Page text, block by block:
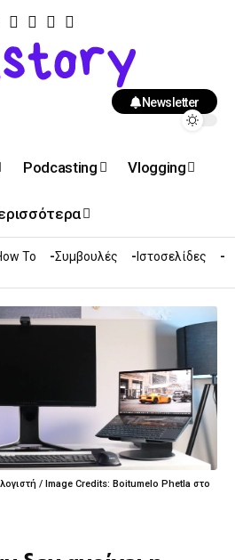
Newsletter
Podcasting Vlogging
To Συμβουλές
Ιστοσελίδες
/ Image Credits: Boitumelo Phetla στο